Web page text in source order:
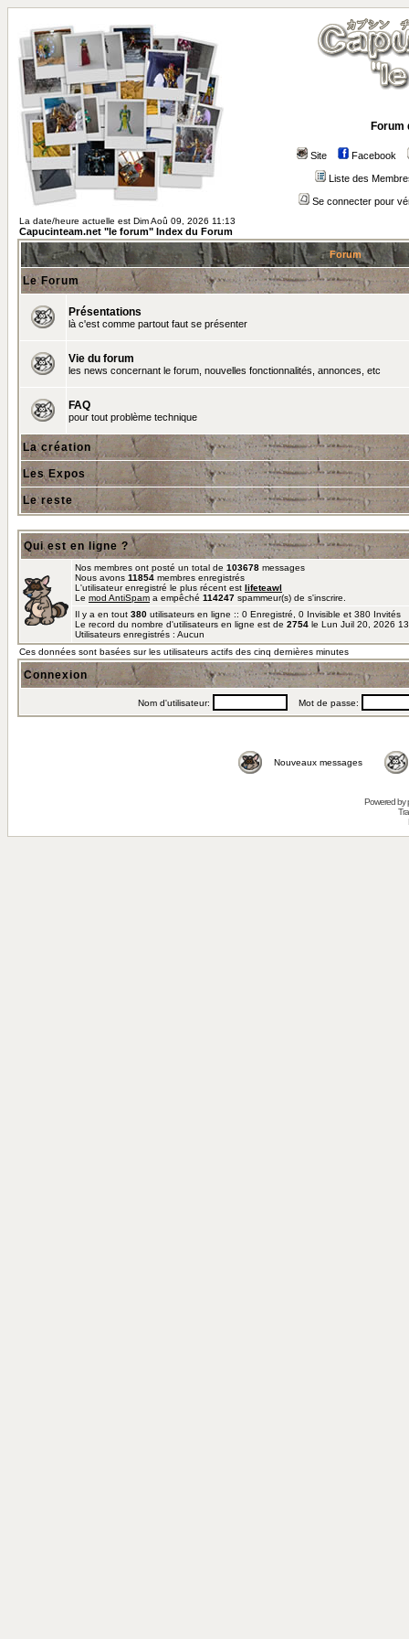
Forum
Site Facebook
Liste des
Se connecter pour
La date/heure actuelle est Dim Aoû 09, 2026 11:13
Capucinteam.net "le forum" Index du Forum
Forum
Le Forum
Présentations
là c'est comme partout faut se présenter
Vie du forum
les news concernant le forum, nouvelles fonctionnalités, annonces, etc
FAQ
pour tout problème technique
La création
Les Expos
Le reste
Qui est en ligne ?
Nos membres ont posté un total de 103678 messages
Nous avons 11854 membres enregistrés
L'utilisateur enregistré le plus récent est lifeteawl
Le mod AntiSpam a empêché 114247 spammeur(s) de s'inscrire.
Il y a en tout 380 utilisateurs en ligne :: 0 Enregistré, 0 Invisible et 380
Le record du nombre d'utilisateurs en ligne est de 2754 le Lun Juil 20, 2026
Utilisateurs enregistrés : Aucun
Ces données sont basées sur les utilisateurs actifs des cinq dernières minutes
Connexion
Nom d'utilisateur: Mot de passe:
Nouveaux messages
Powered by